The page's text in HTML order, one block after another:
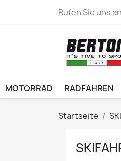
Rufen Sie uns
MOTORRAD RADFAHREN
Startseite